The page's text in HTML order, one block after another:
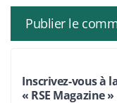
Inscrivez-vous à
« RSE Magazine »